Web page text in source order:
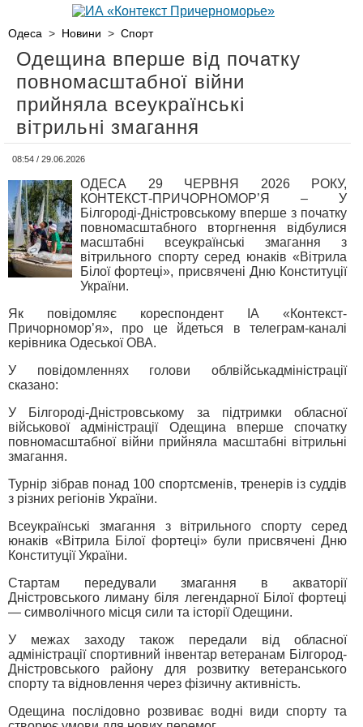
Одеса > Новини > Спорт
Одещина вперше від початку
повномасштабної війни
прийняла всеукраїнські
вітрильні змагання
08:54 / 29.06.2026
ОДЕСА 29 ЧЕРВНЯ 2026 РОКУ,
КОНТЕКСТ-ПРИЧОРНОМОР’Я – У
Білгороді-Дністровському вперше з початку
повномасштабного вторгнення відбулися
масштабні всеукраїнські змагання з
вітрильного спорту серед юнаків «Вітрила
Білої фортеці», присвячені Дню Конституції
України.
Як повідомляє кореспондент ІА «Контекст-
Причорномор’я», про це йдеться в телеграм-каналі
керівника Одеської ОВА.
У повідомленнях голови облвійськадміністрації
сказано:
У Білгороді-Дністровському за підтримки обласної
військової адміністрації Одещина вперше спочатку
повномасштабної війни прийняла масштабні вітрильні
змагання.
Турнір зібрав понад 100 спортсменів, тренерів із суддів
з різних регіонів України.
Всеукраїнські змагання з вітрильного спорту серед
юнаків «Вітрила Білої фортеці» були присвячені Дню
Конституції України.
Стартам передували змагання в акваторії
Дністровського лиману біля легендарної Білої фортеці
— символічного місця сили та історії Одещини.
У межах заходу також передали від обласної
адміністрації спортивний інвентар ветеранам Білгород-
Дністровського району для розвитку ветеранського
спорту та відновлення через фізичну активність.
Одещина послідовно розвиває водні види спорту та